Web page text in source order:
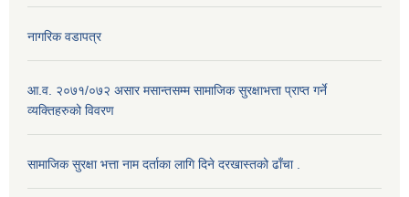
नागरिक वडापत्र
आ.व. २०७१/०७२ असार मसान्तसम्म सामाजिक सुरक्षाभत्ता प्राप्त गर्ने
व्यक्तिहरुको विवरण
सामाजिक सुरक्षा भत्ता नाम दर्ताका लागि दिने दरखास्तको ढाँचा .